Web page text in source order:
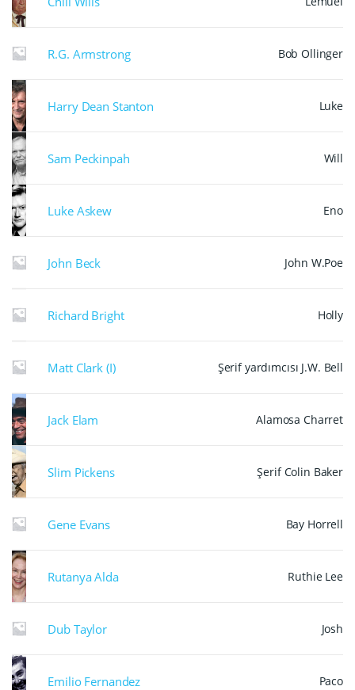
R.G. Armstrong Bob Ollinger
Harry Dean Stanton Luke
Sam Peckinpah Will
Luke Askew Eno
John Beck John W.Poe
Richard Bright Holly
Matt Clark (I) Şerif yardımcısı J.W. Bell
Jack Elam Alamosa Charret
Slim Pickens Şerif Colin Baker
Gene Evans Bay Horrell
Rutanya Alda Ruthie Lee
Dub Taylor Josh
Emilio Fernandez Paco